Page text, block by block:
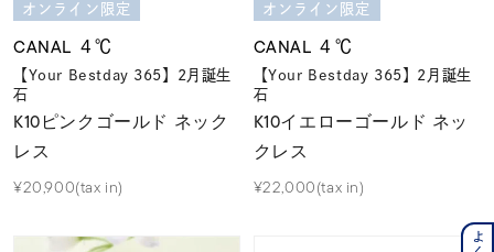
オンライン限定
CANAL ４℃
【Your Bestday 365】2月誕生
石
K10ピンクゴールド ネック
レス
¥20,900(tax in)
オンライン限定
CANAL ４℃
【Your Bestday 365】2月誕生
石
K10イエローゴールド ネッ
クレス
¥22,000(tax in)